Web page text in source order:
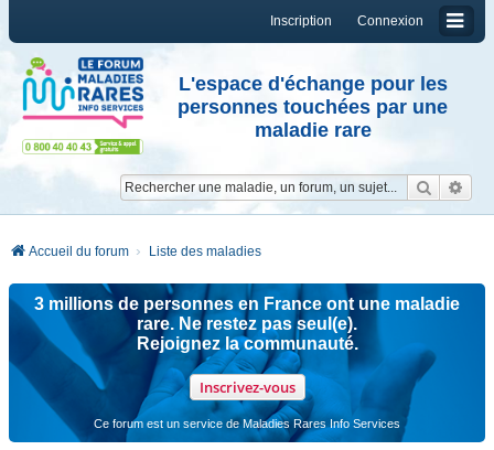
Connexion
Inscription
L'espace d'échange pour les
personnes touchées par une
maladie rare
Accueil du forum Liste des maladies
3 millions de personnes en France ont une maladie
rare. Ne restez pas seul(e).
Rejoignez la communauté.
Inscrivez-vous
Ce forum est un service de Maladies Rares Info Services